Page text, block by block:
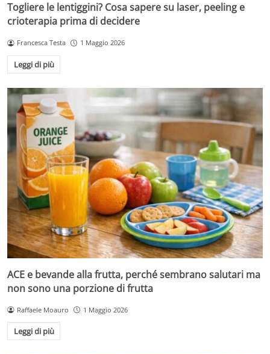
Togliere le lentiggini? Cosa sapere su laser, peeling e
crioterapia prima di decidere
Francesca Testa 1 Maggio 2026
Leggi di più
ACE e bevande alla frutta, perché sembrano salutari ma
non sono una porzione di frutta
Raffaele Moauro 1 Maggio 2026
Leggi di più